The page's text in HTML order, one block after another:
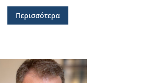
Περισσότερα